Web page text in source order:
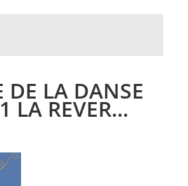
DE LA DANSE
LA REVER...